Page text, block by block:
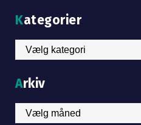
Kategorier
Kategorier
Arkiv
Arkiv